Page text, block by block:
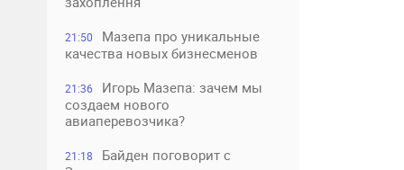
21:50
Мазепа про уникальные
качества новых бизнесменов
21:36
Игорь Мазепа: зачем мы
создаем нового
авиаперевозчика?
21:18
Байден поговорит с